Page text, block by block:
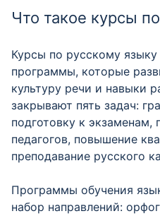
Что такое курсы
Курсы по русскому
программы, которые
культуру речи и навыки
закрывают пять задач:
подготовку к экзаменам,
педагогов, повышение
преподавание русского
Программы обучения
набор направлений: